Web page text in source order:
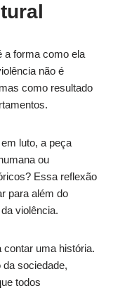
a forma como ela
não é
como resultado
luto, a peça
ou
Essa reflexão
para além do
violência.
uma história.
sociedade,
todos